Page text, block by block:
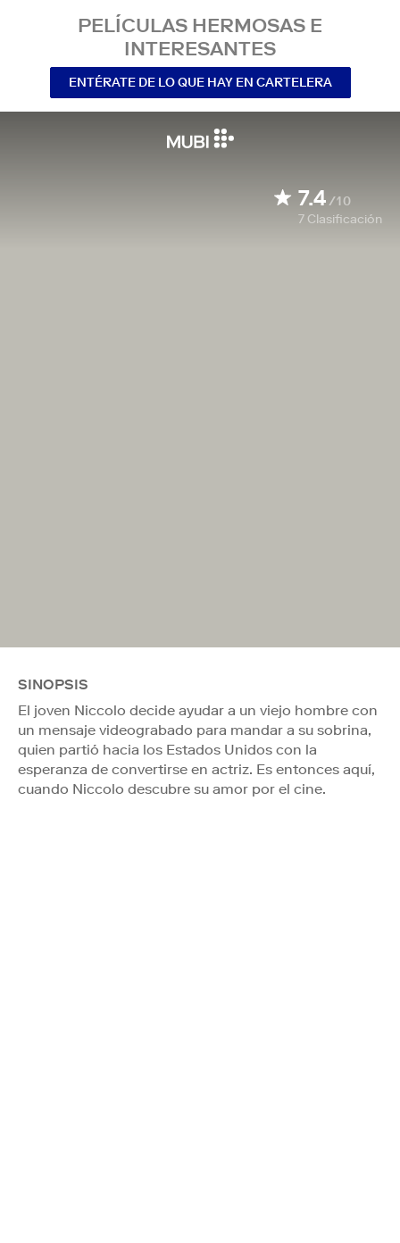
PELÍCULAS HERMOSAS E
INTERESANTES
ENTÉRATE DE LO QUE HAY EN CARTELERA
7.4/10
7 Clasificación
SINOPSIS
El joven Niccolo decide ayudar a un viejo hombre con
un mensaje videograbado para mandar a su sobrina,
quien partió hacia los Estados Unidos con la
esperanza de convertirse en actriz. Es entonces aquí,
cuando Niccolo descubre su amor por el cine.